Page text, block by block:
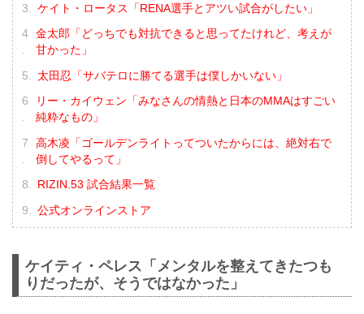
ケイト・ロータス「RENA選手とアツい試合がしたい」
金太郎「どっちでも対抗できると思ってたけれど、考えが
甘かった」
太田忍「サバテロに勝てる選手は僕しかいない」
リー・カイウェン「みなさんの情熱と日本のMMAはすごい
純粋なもの」
高木凌「ゴールデンライトってついたからには、絶対右で
倒してやるって」
RIZIN.53 試合結果一覧
公式オンラインストア
ケイティ・ペレス「メンタルを整えてきたつも
りだったが、そうではなかった」